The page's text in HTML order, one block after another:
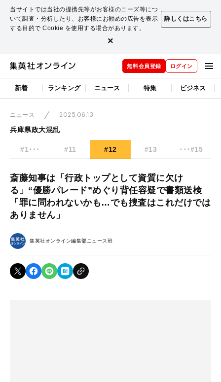
当サイトでは当社の提携先等がお客様のニーズ等につ
いて調査・分析したり、お客様にお勧めの広告を表示
する目的で Cookie を使用する場合があります。
詳しくはこちら
×
無料会員登録 ログイン
新着 ランキング ニュース 特集 ビジネス
ニュース
2025.06.13
兵庫県政大混乱
#1･･･ #11 #12 #13 ･･･#15
斎藤知事は「行政トップとして資質に欠け
る」“優勝パレード”めぐり背任容疑で書類送検
「罪に問われないかも…でも捜査はこれだけでは
ありません」
集英社オンライン編集部ニュース班